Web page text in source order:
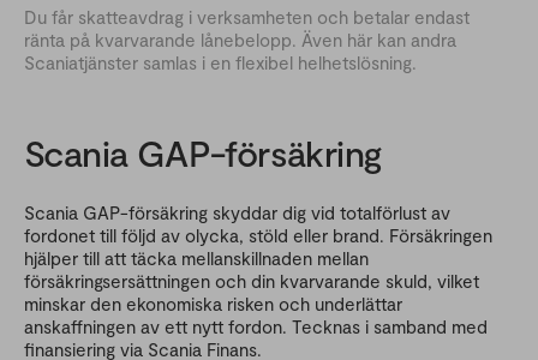
Du får skatteavdrag i verksamheten och betalar endast
ränta på kvarvarande lånebelopp. Även här kan andra
Scaniatjänster samlas i en flexibel helhetslösning.
Scania GAP-försäkring
Scania GAP-försäkring skyddar dig vid totalförlust av
fordonet till följd av olycka, stöld eller brand. Försäkringen
hjälper till att täcka mellanskillnaden mellan
försäkringsersättningen och din kvarvarande skuld, vilket
minskar den ekonomiska risken och underlättar
anskaffningen av ett nytt fordon. Tecknas i samband med
finansiering via Scania Finans.